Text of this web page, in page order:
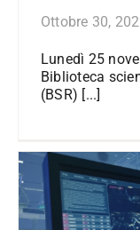
Ottobre 30,
Lunedì 25
Biblioteca
(BSR) [...]